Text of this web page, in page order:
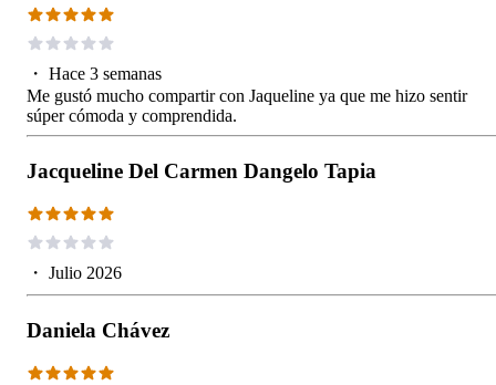
・ Hace 3 semanas
Me gustó mucho compartir con Jaqueline ya que me hizo sentir
súper cómoda y comprendida.
Jacqueline Del Carmen Dangelo Tapia
・ Julio 2026
Daniela Chávez